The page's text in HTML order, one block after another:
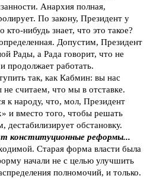
Анархия полная,
По закону, Президент у
кто-нибудь знает, что это такое?
Допустим, Президент
Рады, а Рада говорит, что не
продолжает работать.
так, как Кабмин: вы нас
не считаем, что мы в отставке.
к народу, что, мол, Президент
и вместо того, чтобы решать
дестабилизирует обстановку.
конституционные реформы...
Старая форма власти была
начали не с целью улучшить
полномочий, и только.